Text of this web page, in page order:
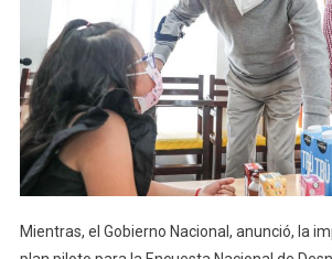
Mientras, el Gobierno Nacional, anunció, la